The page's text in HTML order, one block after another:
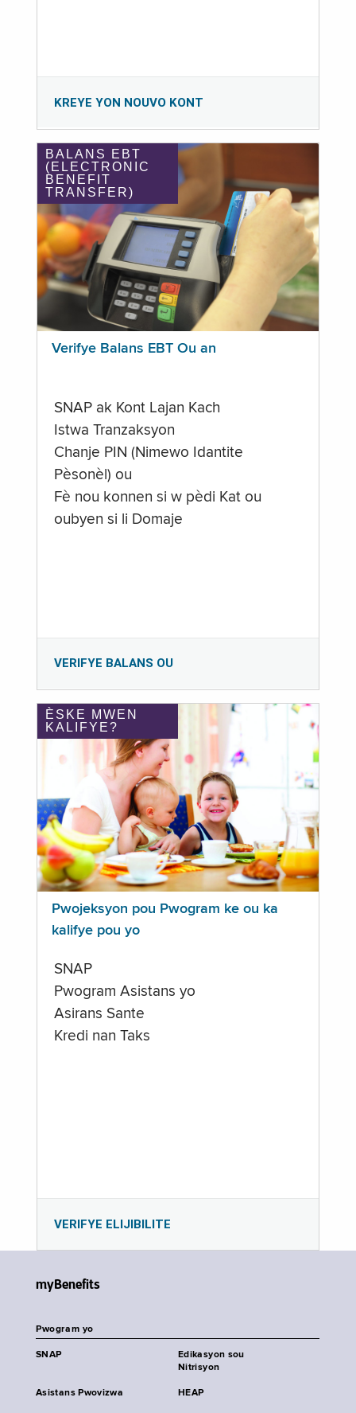
KREYE YON NOUVO KONT
BALANS EBT
(ELECTRONIC
BENEFIT
TRANSFER)
Verifye Balans EBT Ou an
SNAP ak Kont Lajan Kach
Istwa Tranzaksyon
Chanje PIN (Nimewo Idantite
Pèsonèl) ou
Fè nou konnen si w pèdi Kat ou
oubyen si li Domaje
VERIFYE BALANS OU
ÈSKE MWEN
KALIFYE?
Pwojeksyon pou Pwogram ke ou ka
kalifye pou yo
SNAP
Pwogram Asistans yo
Asirans Sante
Kredi nan Taks
VERIFYE ELIJIBILITE
myBenefits
Pwogram yo
SNAP
Edikasyon sou
Nitrisyon
Asistans Pwovizwa HEAP